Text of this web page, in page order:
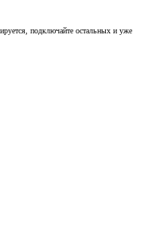
подключайте остальных и уже